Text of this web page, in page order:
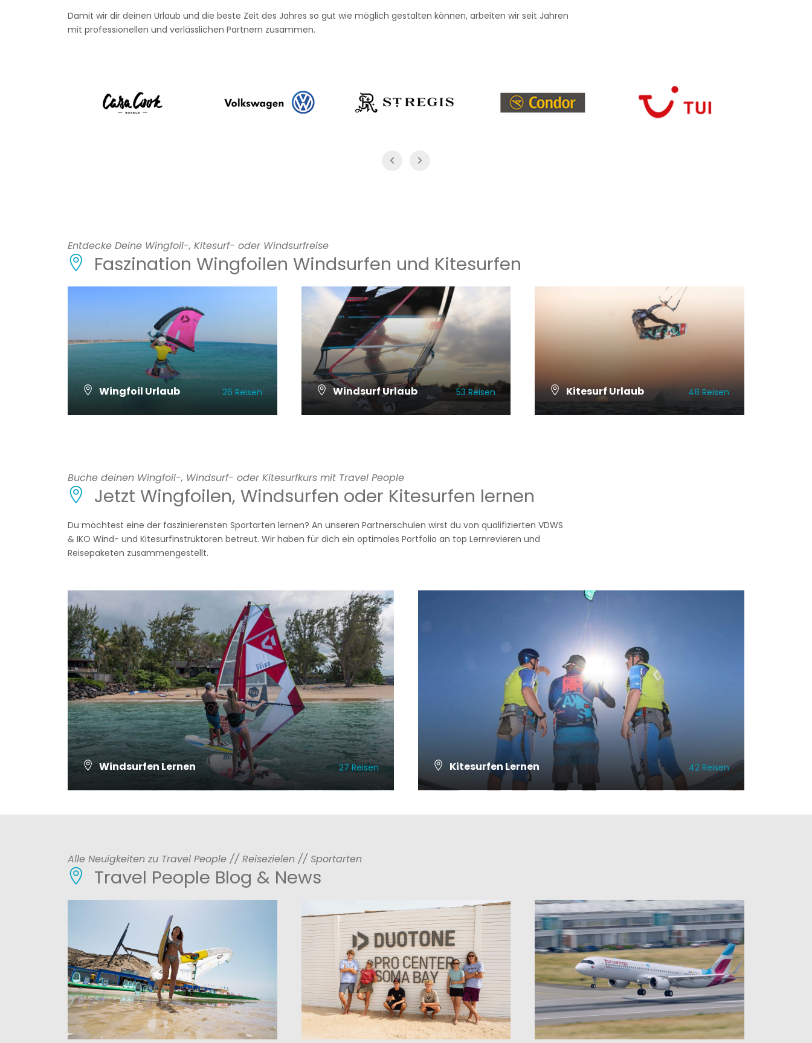
Damit wir dir deinen Urlaub und die beste Zeit des Jahres so gut wie möglich gestalten können, arbeiten wir seit Jahren
mit professionellen und verlässlichen Partnern zusammen.
Entdecke Deine Wingfoil-, Kitesurf- oder Windsurfreise
Faszination Wingfoilen Windsurfen und Kitesurfen
Wingfoil Urlaub 26 Reisen Windsurf Urlaub 53 Reisen Kitesurf Urlaub 48 Reisen
Buche deinen Wingfoil-, Windsurf- oder Kitesurfkurs mit Travel People
Jetzt Wingfoilen, Windsurfen oder Kitesurfen lernen
Du möchtest eine der faszinierensten Sportarten lernen? An unseren Partnerschulen wirst du von qualifizierten VDWS
& IKO Wind- und Kitesurfinstruktoren betreut. Wir haben für dich ein optimales Portfolio an top Lernrevieren und
Reisepaketen zusammengestellt.
Windsurfen Lernen 27 Reisen Kitesurfen Lernen 42 Reisen
Alle Neuigkeiten zu Travel People // Reisezielen // Sportarten
Travel People Blog & News